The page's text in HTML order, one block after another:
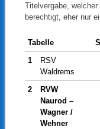
Titelvergabe,
berechtigt, eher nur
Tabelle
1
RSV
Waldrems
2
RVW
Naurod –
Wagner /
Wehner